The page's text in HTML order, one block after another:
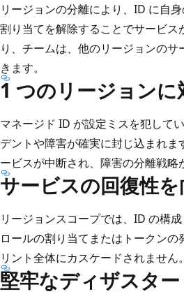
リージョンの分離により、ID に自
割り当てを解除することでサービ
り、チームは、他のリージョンの
きます。
1 つのリージョン
マネージド ID が設定ミスを犯して
デントや障害が確実に封じ込まれ
ービスが中断され、障害の分離戦略
サービスの回復性
リージョンスコープでは、ID の構
ロールの割り当てまたはトークン
リント全体にカスケードされません。
堅牢なディザスタ